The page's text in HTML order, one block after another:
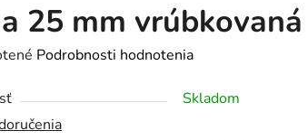
25 mm vrúbkovaná
Podrobnosti hodnotenia
Skladom